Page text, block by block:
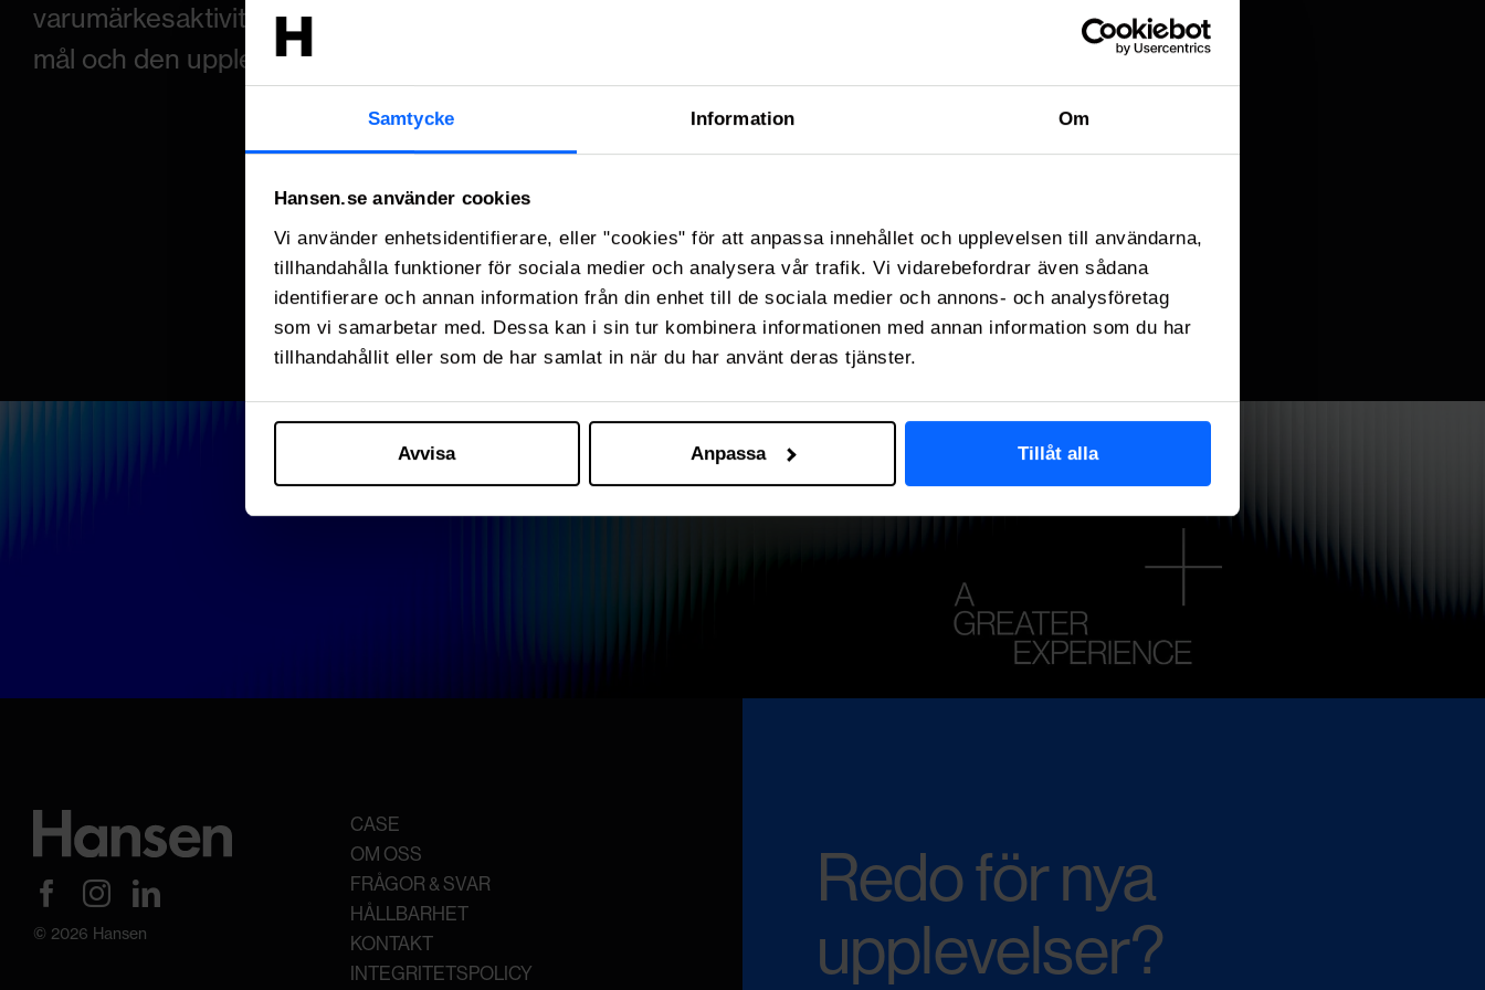
Samtycke Information Om
Hansen.se använder cookies
Vi använder enhetsidentifierare, eller "cookies" för att anpassa innehållet och upplevelsen till användarna,
tillhandahålla funktioner för sociala medier och analysera vår trafik. Vi vidarebefordrar även sådana
identifierare och annan information från din enhet till de sociala medier och annons- och analysföretag
som vi samarbetar med. Dessa kan i sin tur kombinera informationen med annan information som du har
tillhandahållit eller som de har samlat in när du har använt deras tjänster.
Avvisa Anpassa Tillåt alla
varumärkesaktiviteter. Oavsett format skräddarsyr vi lösningen utifrån era
mål och den upplevelse ni vill skapa.
© 2026 Hansen
CASE
OM OSS
FRÅGOR & SVAR
HÅLLBARHET
KONTAKT
INTEGRITETSPOLICY
Redo för nya
upplevelser?